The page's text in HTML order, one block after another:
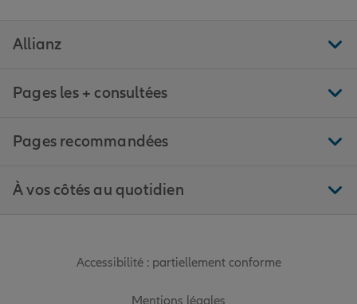
Allianz
Pages les + consultées
Pages recommandées
À vos côtés au quotidien
Accessibilité : partiellement conforme